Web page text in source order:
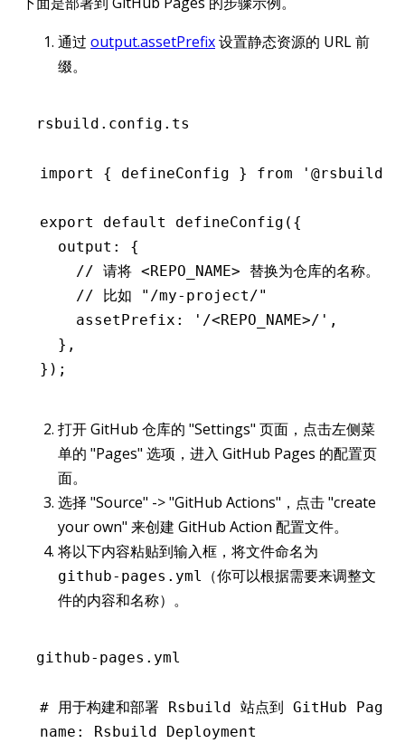
通过 output.assetPrefix设置静态资源的 URL 前
缀。
rsbuild.config.ts
import { defineConfig } from '@rsbuild/
export default defineConfig ({
  output
:
{
    // 请将 <REPO_NAME> 替换为仓库的名称。
    // 比如 "/my-project/"
    assetPrefix
: '/<REPO_NAME>/' ,
  }
,
});
打开 GitHub 仓库的 "Settings" 页面，点击左侧菜
单的 "Pages" 选项，进入 GitHub Pages 的配置页
面。
选择 "Source" -> "GitHub Actions"，点击 "create
your own" 来创建 GitHub Action 配置文件。
将以下内容粘贴到输入框，将文件命名为
github-pages.yml
（你可以根据需要来调整文
件的内容和名称）。
github-pages.yml
# 用于构建和部署 Rsbuild 站点到 GitHub Pages
name : Rsbuild Deployment